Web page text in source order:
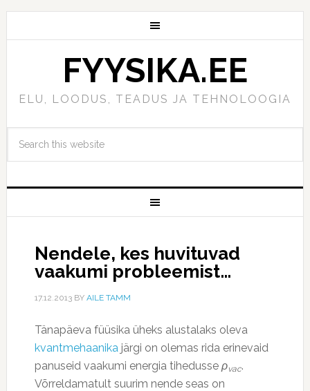
FYYSIKA.EE
ELU, LOODUS, TEADUS JA TEHNOLOOGIA
Nendele, kes huvituvad
vaakumi probleemist…
17.12.2013BY AILE TAMM
Tänapäeva füüsika üheks alustalaks oleva
kvantmehaanikajärgi on olemas rida erinevaid
panuseid vaakumi energia tihedusse ρvac.
Võrreldamatult suurim nende seas on